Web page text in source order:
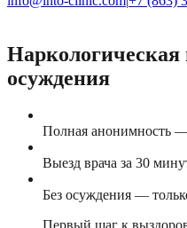
осуждения
Полная анонимность
Выезд врача за 30
Без осуждения —